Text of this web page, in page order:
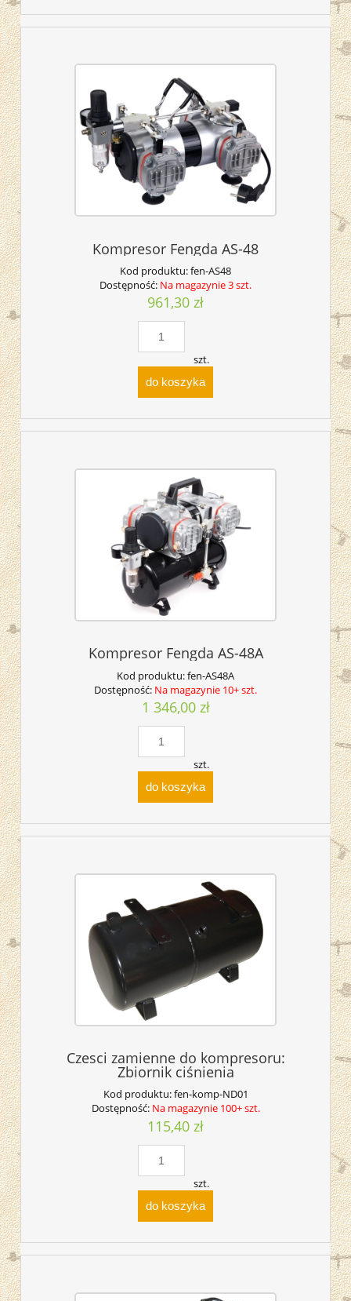
Kompresor Fengda AS-48
Kod produktu:fen-AS48
Dostępność: Na magazynie 3 szt.
961,30 zł
szt.
do koszyka
Kompresor Fengda AS-48A
Kod produktu:fen-AS48A
Dostępność: Na magazynie 10+ szt.
1 346,00 zł
szt.
do koszyka
Czesci zamienne do kompresoru:
Zbiornik ciśnienia
Kod produktu:fen-komp-ND01
Dostępność: Na magazynie 100+ szt.
115,40 zł
szt.
do koszyka